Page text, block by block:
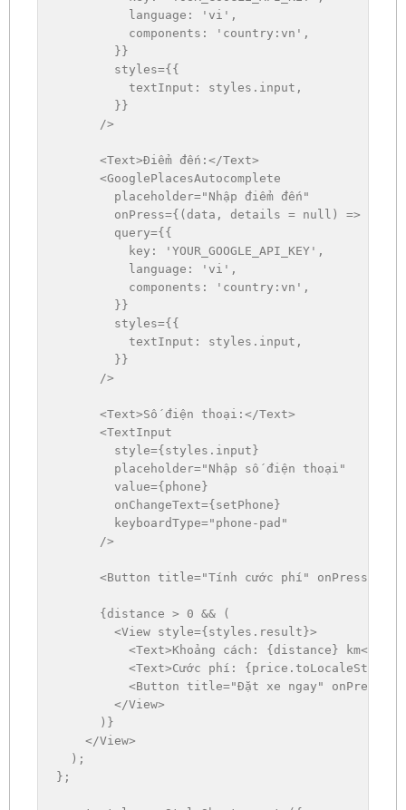
language : 'vi' ,
components : 'country:vn' ,
}}
        styles
={{
textInput : styles . input ,
}}
/>
<Text>Điểm đến : </Text>
<GooglePlacesAutocomplete
        placeholder
="Nhập điểm đến"
        onPress
={ (data , details = null ) =>
        query
={{
key : 'YOUR_GOOGLE_API_KEY' ,
language : 'vi' ,
components : 'country:vn' ,
}}
        styles
={{
textInput : styles . input ,
}}
/>
<Text>Số điện thoại : </Text>
<TextInput
        style
={styles . input}
        placeholder
="Nhập số điện thoại"
        value
={phone}
        onChangeText
={setPhone}
        keyboardType
="phone-pad"
/>
<Button title="Tính cước phí" onPress
{distance > 0 &&
(
<View style={styles . result}>
<Text>Khoảng cách : {distance} km<
<Text>Cước phí : {price . toLocaleString
<Button title="Đặt xe ngay" onPress
</View>
) }
</View>
) ;
} ;